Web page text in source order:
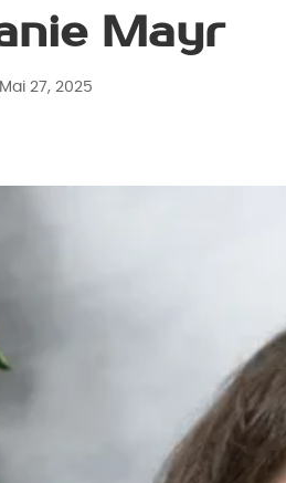
Mayr
Mai 27, 2025